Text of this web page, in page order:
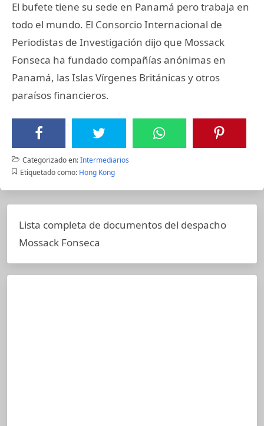
El bufete tiene su sede en Panamá pero trabaja en
todo el mundo. El Consorcio Internacional de
Periodistas de Investigación dijo que Mossack
Fonseca ha fundado compañías anónimas en
Panamá, las Islas Vírgenes Británicas y otros
paraísos financieros.
Categorizado en:Intermediarios
Etiquetado como: Hong Kong
Lista completa de documentos del despacho
Mossack Fonseca